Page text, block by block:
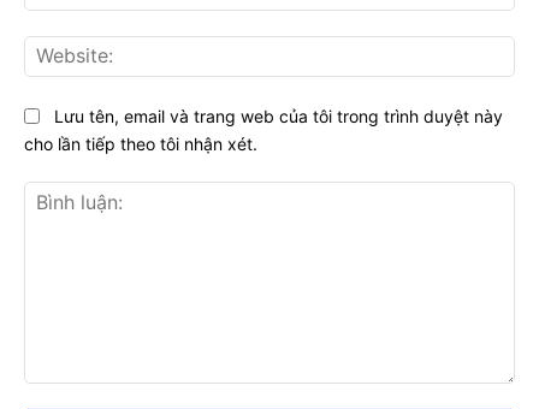
Lưu tên, email và trang web của tôi trong trình duyệt này
cho lần tiếp theo tôi nhận xét.